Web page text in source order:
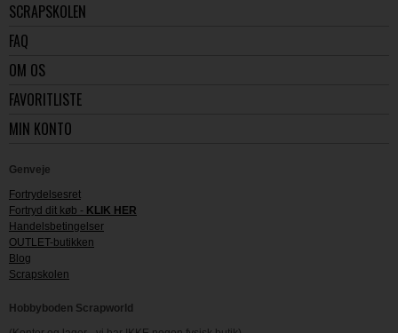
SCRAPSKOLEN
FAQ
OM OS
FAVORITLISTE
MIN KONTO
Genveje
Fortrydelsesret
Fortryd dit køb - KLIK HER
Handelsbetingelser
OUTLET-butikken
Blog
Scrapskolen
Hobbyboden Scrapworld